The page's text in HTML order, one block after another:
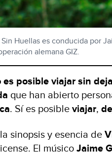
Huellas es conducida por
alemana GIZ.
es posible viajar sin
que han abierto
. Sí es posibleviajar,
sinopsis y esencia de
El músicoJaime